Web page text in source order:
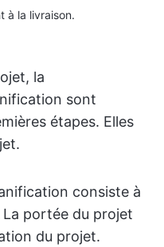
à la livraison.
la
sont
étapes. Elles
consiste à
portée du projet
du projet.